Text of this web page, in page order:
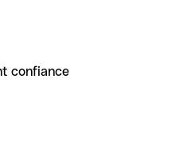
confiance